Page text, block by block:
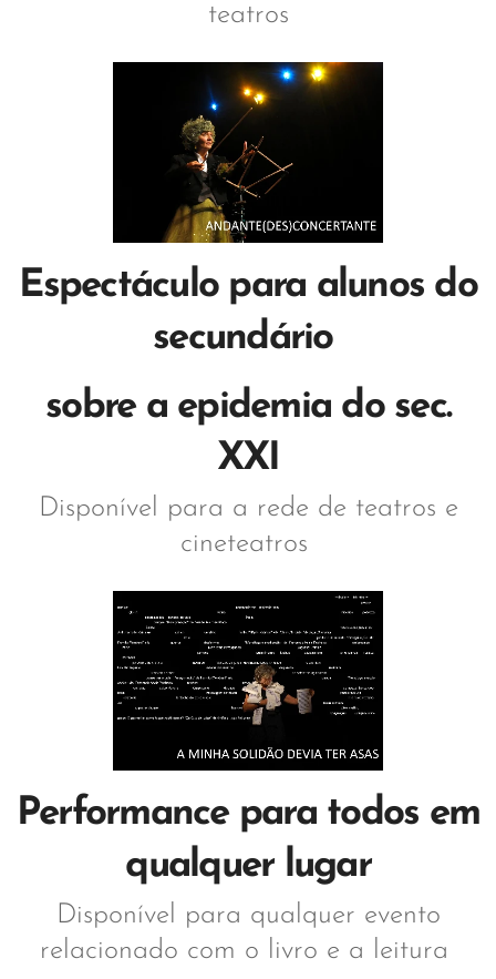
teatros
Espectáculo para alunos do
secundário
sobre a epidemia do sec.
XXI
Disponível para a rede de teatros e
cineteatros
Performance para todos em
qualquer lugar
Disponível para qualquer evento
relacionado com o livro e a leitura